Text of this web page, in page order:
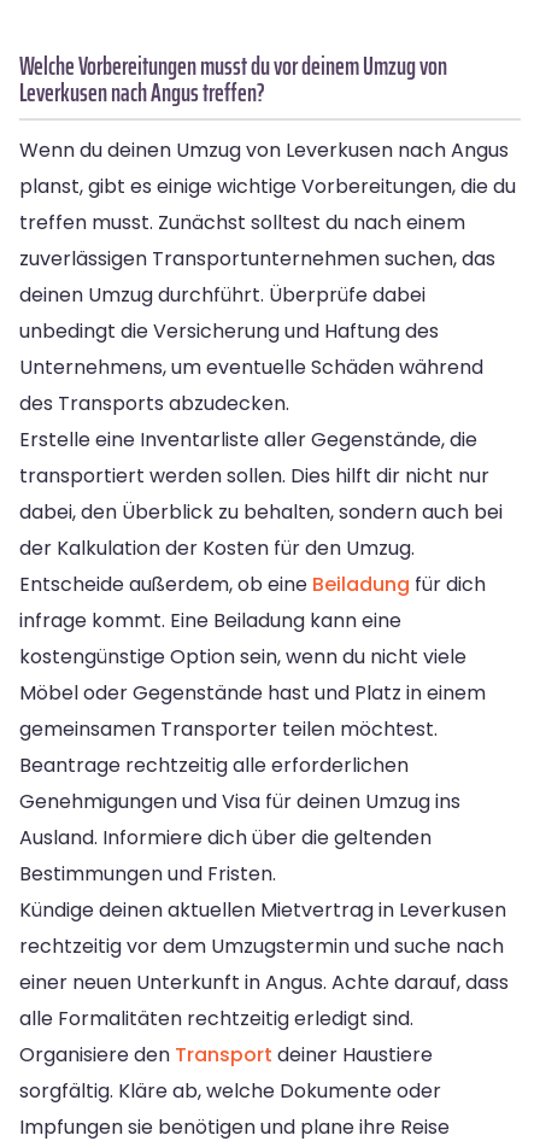
Welche Vorbereitungen musst du vor deinem Umzug von
Leverkusen nach Angus treffen?
Wenn du deinen Umzug von Leverkusen nach Angus
planst, gibt es einige wichtige Vorbereitungen, die du
treffen musst. Zunächst solltest du nach einem
zuverlässigen Transportunternehmen suchen, das
deinen Umzug durchführt. Überprüfe dabei
unbedingt die Versicherung und Haftung des
Unternehmens, um eventuelle Schäden während
des Transports abzudecken.
Erstelle eine Inventarliste aller Gegenstände, die
transportiert werden sollen. Dies hilft dir nicht nur
dabei, den Überblick zu behalten, sondern auch bei
der Kalkulation der Kosten für den Umzug.
Entscheide außerdem, ob eine Beiladung für dich
infrage kommt. Eine Beiladung kann eine
kostengünstige Option sein, wenn du nicht viele
Möbel oder Gegenstände hast und Platz in einem
gemeinsamen Transporter teilen möchtest.
Beantrage rechtzeitig alle erforderlichen
Genehmigungen und Visa für deinen Umzug ins
Ausland. Informiere dich über die geltenden
Bestimmungen und Fristen.
Kündige deinen aktuellen Mietvertrag in Leverkusen
rechtzeitig vor dem Umzugstermin und suche nach
einer neuen Unterkunft in Angus. Achte darauf, dass
alle Formalitäten rechtzeitig erledigt sind.
Organisiere den Transport deiner Haustiere
sorgfältig. Kläre ab, welche Dokumente oder
Impfungen sie benötigen und plane ihre Reise